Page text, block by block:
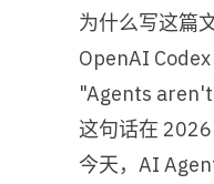
为什么写这篇
OpenAI Codex
"Agents
这句话在
今天，AI